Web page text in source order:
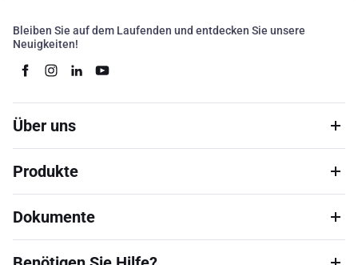
Bleiben Sie auf dem Laufenden und entdecken Sie unsere
Neuigkeiten!
Über uns
Produkte
Dokumente